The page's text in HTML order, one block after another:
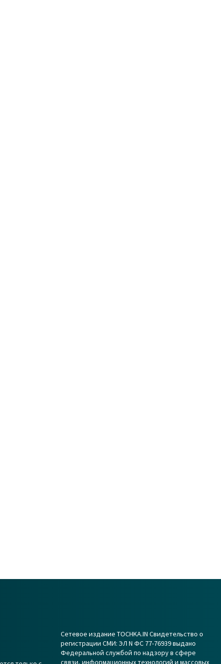
Сетевое издание TOCHKA.IN Свидетельство о
регистрации СМИ: ЭЛ N ФС 77-76939 выдано
Федеральной службой по надзору в сфере
связи, информационных технологий и массовых